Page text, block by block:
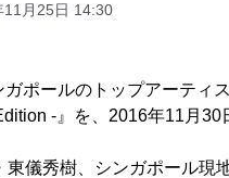
11月25日 14:30
ポールのトップアーティ
-』を、2016年11月
儀秀樹、シンガポール現